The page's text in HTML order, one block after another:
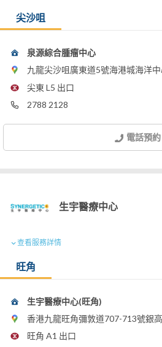
尖沙咀
泉源綜合腫瘤中心
九龍尖沙咀廣東道5號海港城海洋
尖東 L5 出口
2788 2128
電話預約
生宇醫療中心
查看服務詳情
旺角
生宇醫療中心(旺角)
香港九龍旺角彌敦道707-713號銀
旺角 A1 出口